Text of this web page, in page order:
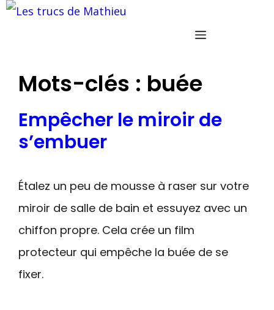
Aller
Menu
Mots-clés : buée
Empêcher le miroir de
s’embuer
Étalez un peu de mousse à raser sur votre
miroir de salle de bain et essuyez avec un
chiffon propre. Cela crée un film
protecteur qui empêche la buée de se
fixer.